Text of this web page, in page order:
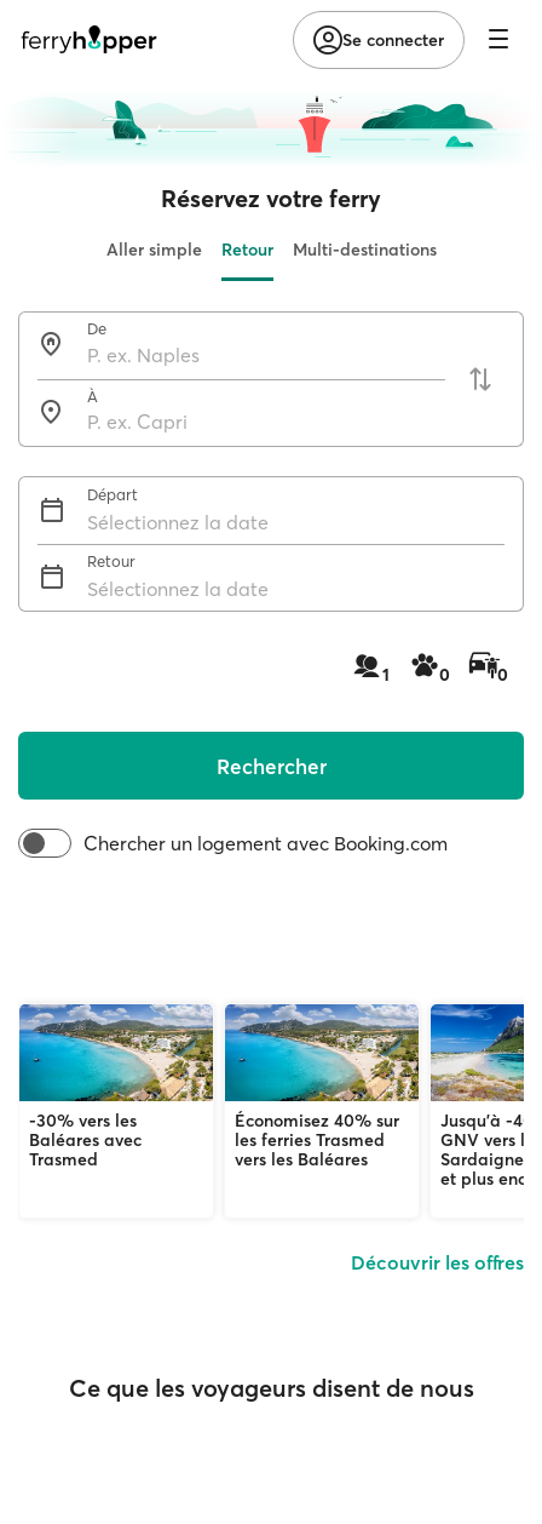
Se connecter
Réservez votre ferry
Aller simple Retour Multi-destinations
De
À
Départ
Sélectionnez la date
Retour
Sélectionnez la date
1 0 0
Rechercher
Chercher un logement avec Booking.com
-30% vers les
Baléares avec
Trasmed
Économisez 40% sur
les ferries Trasmed
vers les Baléares
Jusqu'à -40
GNV vers la
Sardaigne,
et plus
Découvrir les offres
Ce que les voyageurs disent de nous